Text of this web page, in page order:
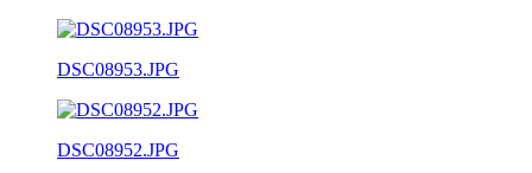
DSC08953.JPG
DSC08952.JPG